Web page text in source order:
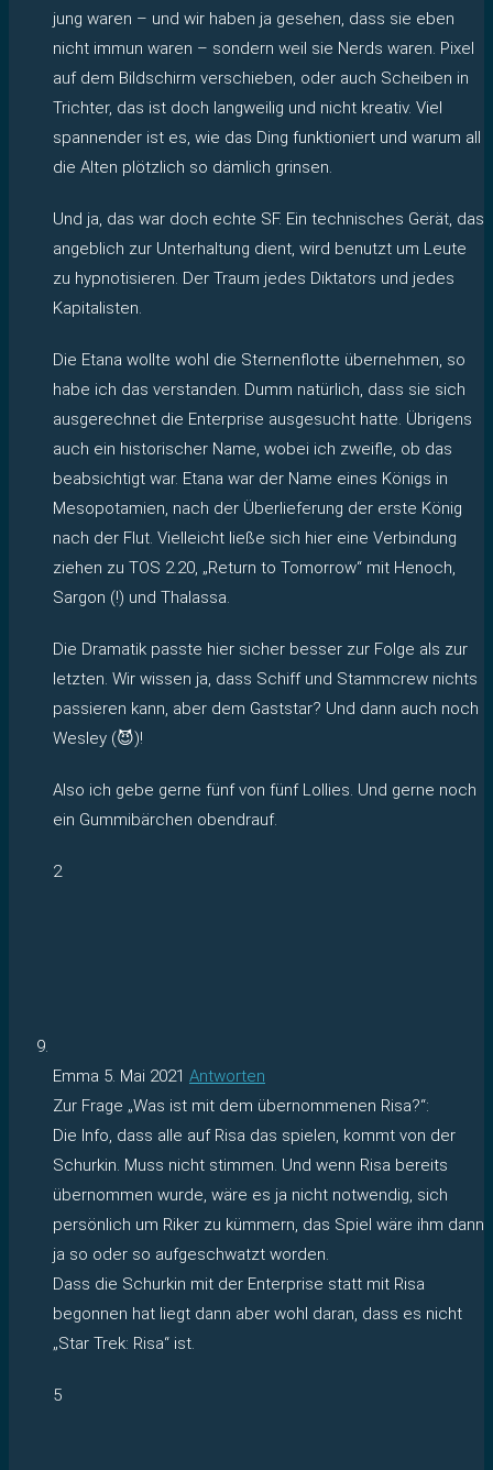
jung waren – und wir haben ja gesehen, dass sie eben
nicht immun waren – sondern weil sie Nerds waren. Pixel
auf dem Bildschirm verschieben, oder auch Scheiben in
Trichter, das ist doch langweilig und nicht kreativ. Viel
spannender ist es, wie das Ding funktioniert und warum all
die Alten plötzlich so dämlich grinsen.
Und ja, das war doch echte SF. Ein technisches Gerät, das
angeblich zur Unterhaltung dient, wird benutzt um Leute
zu hypnotisieren. Der Traum jedes Diktators und jedes
Kapitalisten.
Die Etana wollte wohl die Sternenflotte übernehmen, so
habe ich das verstanden. Dumm natürlich, dass sie sich
ausgerechnet die Enterprise ausgesucht hatte. Übrigens
auch ein historischer Name, wobei ich zweifle, ob das
beabsichtigt war. Etana war der Name eines Königs in
Mesopotamien, nach der Überlieferung der erste König
nach der Flut. Vielleicht ließe sich hier eine Verbindung
ziehen zu TOS 2.20, „Return to Tomorrow“ mit Henoch,
Sargon (!) und Thalassa.
Die Dramatik passte hier sicher besser zur Folge als zur
letzten. Wir wissen ja, dass Schiff und Stammcrew nichts
passieren kann, aber dem Gaststar? Und dann auch noch
Wesley (😈)!
Also ich gebe gerne fünf von fünf Lollies. Und gerne noch
ein Gummibärchen obendrauf.
2
Emma 5. Mai 2021 Antworten
Zur Frage „Was ist mit dem übernommenen Risa?“:
Die Info, dass alle auf Risa das spielen, kommt von der
Schurkin. Muss nicht stimmen. Und wenn Risa bereits
übernommen wurde, wäre es ja nicht notwendig, sich
persönlich um Riker zu kümmern, das Spiel wäre ihm dann
ja so oder so aufgeschwatzt worden.
Dass die Schurkin mit der Enterprise statt mit Risa
begonnen hat liegt dann aber wohl daran, dass es nicht
„Star Trek: Risa“ ist.
5